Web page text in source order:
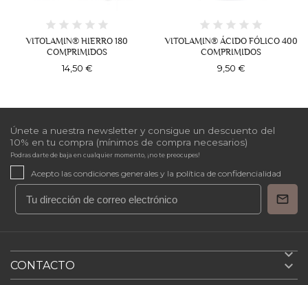
VITOLAMIN® HIERRO 180
COMPRIMIDOS
14,50 €
VITOLAMIN® ÁCIDO FÓLICO 400
COMPRIMIDOS
9,50 €
Únete a nuestra newsletter y consigue un descuento del
10% en tu compra (mínimos de compra necesarios)
Acepto las condiciones generales y la política de confidencialidad

CONTACTO 